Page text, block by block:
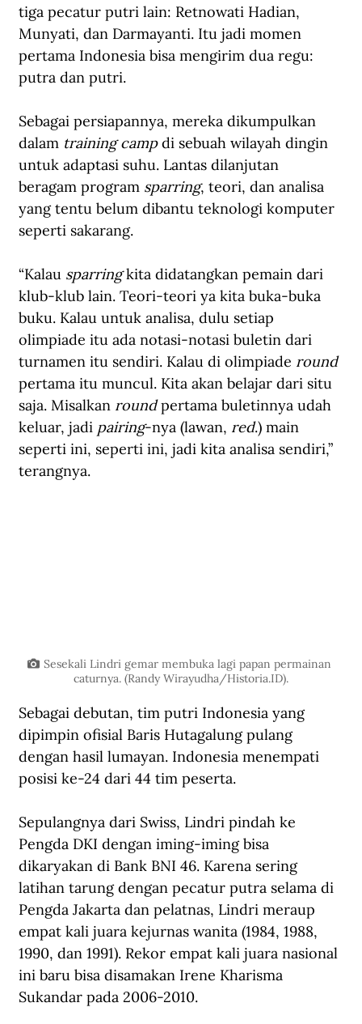
tiga pecatur putri lain: Retnowati Hadian,
Munyati, dan Darmayanti. Itu jadi momen
pertama Indonesia bisa mengirim dua regu:
putra dan putri.
Sebagai persiapannya, mereka dikumpulkan
dalam training camp di sebuah wilayah dingin
untuk adaptasi suhu. Lantas dilanjutan
beragam program sparring, teori, dan analisa
yang tentu belum dibantu teknologi komputer
seperti sakarang.
“Kalau sparring kita didatangkan pemain dari
klub-klub lain. Teori-teori ya kita buka-buka
buku. Kalau untuk analisa, dulu setiap
olimpiade itu ada notasi-notasi buletin dari
turnamen itu sendiri. Kalau di olimpiade round
pertama itu muncul. Kita akan belajar dari situ
saja. Misalkan round pertama buletinnya udah
keluar, jadi pairing-nya (lawan, red.) main
seperti ini, seperti ini, jadi kita analisa sendiri,”
terangnya.
Sesekali Lindri gemar membuka lagi papan permainan
caturnya. (Randy Wirayudha/Historia.ID).
Sebagai debutan, tim putri Indonesia yang
dipimpin ofisial Baris Hutagalung pulang
dengan hasil lumayan. Indonesia menempati
posisi ke-24 dari 44 tim peserta.
Sepulangnya dari Swiss, Lindri pindah ke
Pengda DKI dengan iming-iming bisa
dikaryakan di Bank BNI 46. Karena sering
latihan tarung dengan pecatur putra selama di
Pengda Jakarta dan pelatnas, Lindri meraup
empat kali juara kejurnas wanita (1984, 1988,
1990, dan 1991). Rekor empat kali juara nasional
ini baru bisa disamakan Irene Kharisma
Sukandar pada 2006-2010.